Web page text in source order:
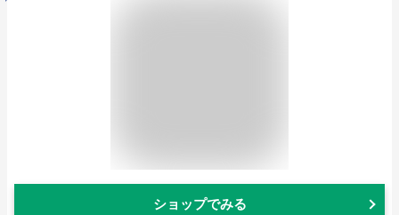
ショップでみる